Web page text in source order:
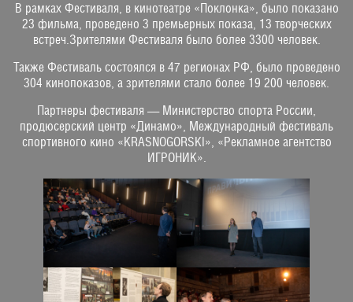
В рамках Фестиваля, в кинотеатре «Поклонка», было показано
23 фильма, проведено 3 премьерных показа, 13 творческих
встреч.Зрителями Фестиваля было более 3300 человек.
Также Фестиваль состоялся в 47 регионах РФ, было проведено
304 кинопоказов, а зрителями стало более 19 200 человек.
Партнеры фестиваля — Министерство спорта России,
продюсерский центр «Динамо», Международный фестиваль
спортивного кино «KRASNOGORSKI», «Рекламное агентство
ИГРОНИК».